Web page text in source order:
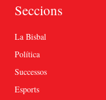
Seccions
La Bisbal
Política
Successos
Esports